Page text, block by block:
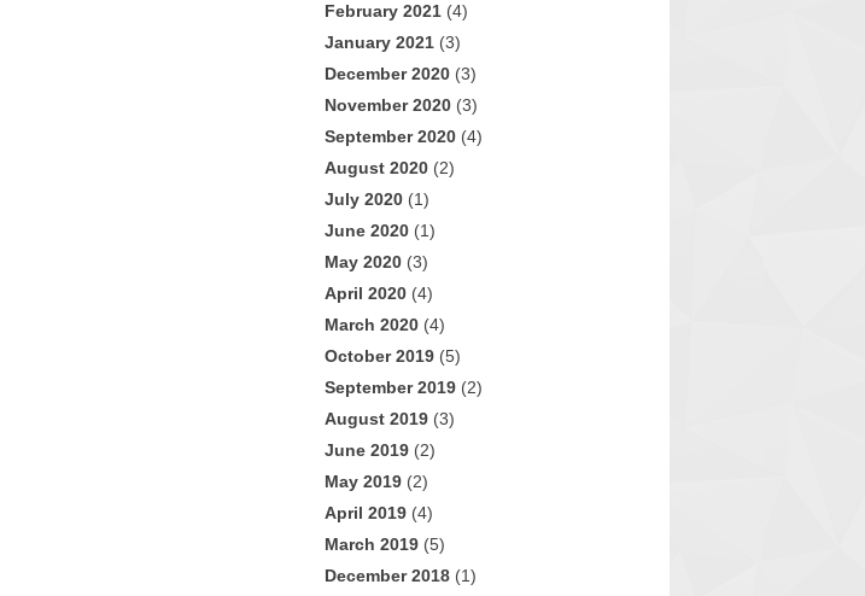
February 2021 (4)
January 2021 (3)
December 2020 (3)
November 2020 (3)
September 2020 (4)
August 2020 (2)
July 2020 (1)
June 2020 (1)
May 2020 (3)
April 2020 (4)
March 2020 (4)
October 2019 (5)
September 2019 (2)
August 2019 (3)
June 2019 (2)
May 2019 (2)
April 2019 (4)
March 2019 (5)
December 2018 (1)